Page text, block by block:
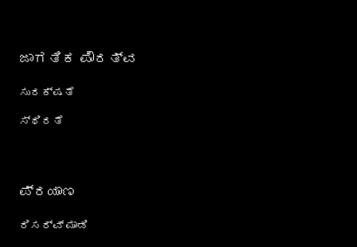
ಜಾಗತಿಕ ಪೌರತ್ವ
ಸುರಕ್ಷತೆ
ಸ್ಥಿರತೆ
ಪ್ರಯಾಣ
ರಿಸರ್ವ್ ಮಾಡಿ